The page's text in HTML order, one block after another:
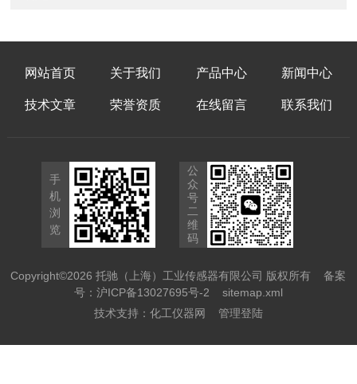
网站首页 关于我们 产品中心 新闻中心
技术文章 荣誉资质 在线留言 联系我们
手
机
浏
览
公
众
号
二
维
码
Copyright©2026 托驰（上海）工业传感器有限公司 版权所有备案
号：沪ICP备13027695号-2
sitemap.xml
技术支持： 化工仪器网 管理登陆